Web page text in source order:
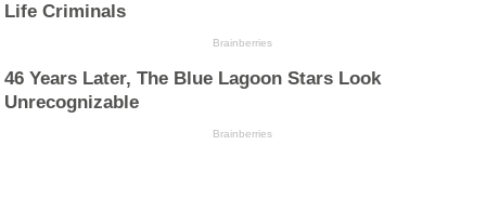
Life Criminals
Brainberries
46 Years Later, The Blue Lagoon Stars Look
Unrecognizable
Brainberries